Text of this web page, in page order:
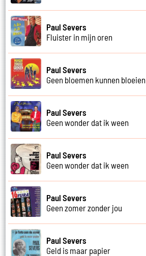
Paul Severs
Fluister in mijn oren
Paul Severs
Geen bloemen kunnen bloeien
Paul Severs
Geen wonder dat ik ween
Paul Severs
Geen wonder dat ik ween
Paul Severs
Geen zomer zonder jou
Paul Severs
Geld is maar papier